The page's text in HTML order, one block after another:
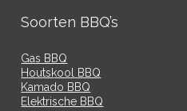
Soorten BBQ’s
Gas BBQ
Houtskool BBQ
Kamado BBQ
Elektrische BBQ